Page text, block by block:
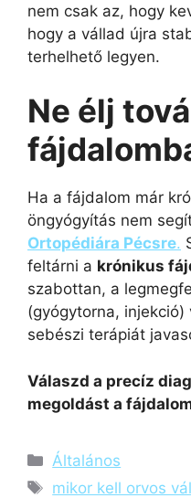
nem csak az, hogy
hogy a vállad újra
terhelhető legyen.
Ne élj
Ha a fájdalom már
öngyógyítás nem
Ortopédiára Pécsre.
feltárni a krónikus
szabottan, a
(gyógytorna,
sebészi terápiát
Válaszd a precíz
megoldást a
Általános
mikor kell orvos